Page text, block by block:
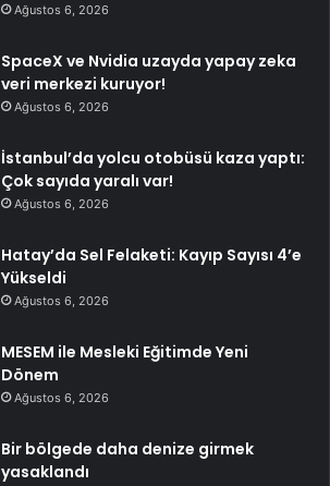
Ağustos 6, 2026
SpaceX ve Nvidia uzayda yapay zeka
veri merkezi kuruyor!
Ağustos 6, 2026
İstanbul’da yolcu otobüsü kaza yaptı:
Çok sayıda yaralı var!
Ağustos 6, 2026
Hatay’da Sel Felaketi: Kayıp Sayısı 4’e
Yükseldi
Ağustos 6, 2026
MESEM ile Mesleki Eğitimde Yeni
Dönem
Ağustos 6, 2026
Bir bölgede daha denize girmek
yasaklandı